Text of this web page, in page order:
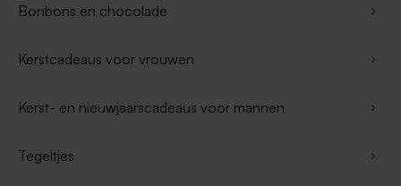
Bonbons en chocolade
Kerstcadeaus voor vrouwen
Kerst- en nieuwjaarscadeaus voor mannen
Tegeltjes